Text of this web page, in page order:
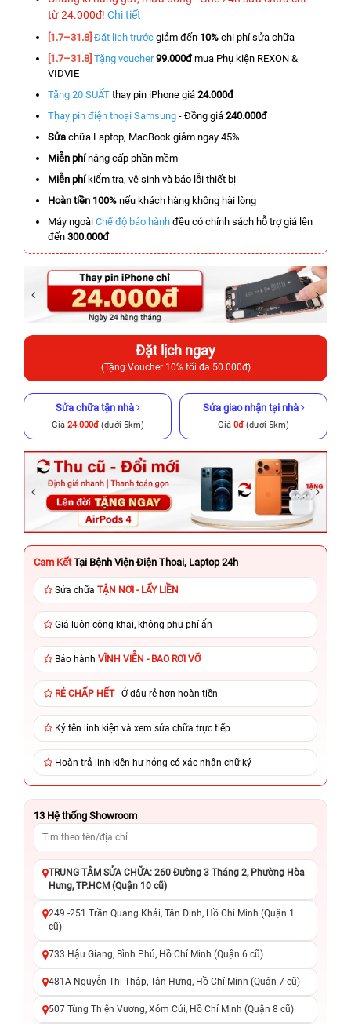
từ 24.000đ! Chi tiết
[1.7–31.8] Đặt lịch trước giảm đến 10% chi phí sửa chữa
[1.7–31.8] Tặng voucher 99.000đmua Phụ kiện REXON &
VIDVIE
Tặng 20 SUẤT thay pin iPhone giá 24.000đ
Thay pin điện thoại Samsung - Đồng giá 240.000đ
Sửa chữa Laptop, MacBook giảm ngay 45%
Miễn phínâng cấp phần mềm
Miễn phíkiểm tra, vệ sinh và báo lỗi thiết bị
Hoàn tiền 100% nếu khách hàng không hài lòng
Máy ngoài Chế độ bảo hành đều có chính sách hỗ trợ giá lên
đến 300.000đ
Đặt lịch ngay
(Tặng Voucher 10% tối đa 50.000đ)
Sửa chữa tận nhà
Giá 24.000đ(dưới 5km)
Sửa giao nhận tại nhà
Giá 0đ (dưới 5km)
Cam Kết Tại Bệnh Viện Điện Thoại, Laptop 24h
Sửa chữa TẬN NƠI - LẤY LIỀN
Giá luôn công khai, không phụ phí ẩn
Bảo hành VĨNH VIỄN - BAO RƠI VỠ
RẺ CHẤP HẾT- Ở đâu rẻ hơn hoàn tiền
Ký tên linh kiện và xem sửa chữa trực tiếp
Hoàn trả linh kiện hư hỏng có xác nhận chữ ký
13 Hệ thống Showroom
TRUNG TÂM SỬA CHỮA: 260 Đường 3 Tháng 2, Phường Hòa
Hưng, TP.HCM (Quận 10 cũ)
249 -251 Trần Quang Khải, Tân Định, Hồ Chí Minh (Quận 1
cũ)
733 Hậu Giang, Bình Phú, Hồ Chí Minh (Quận 6 cũ)
481A Nguyễn Thị Thập, Tân Hưng, Hồ Chí Minh (Quận 7 cũ)
507 Tùng Thiện Vương, Xóm Củi, Hồ Chí Minh (Quận 8 cũ)